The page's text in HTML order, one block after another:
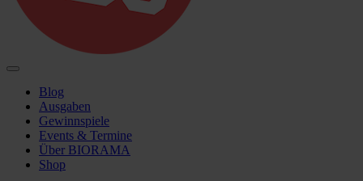
Blog
Ausgaben
Gewinnspiele
Events & Termine
Über BIORAMA
Shop